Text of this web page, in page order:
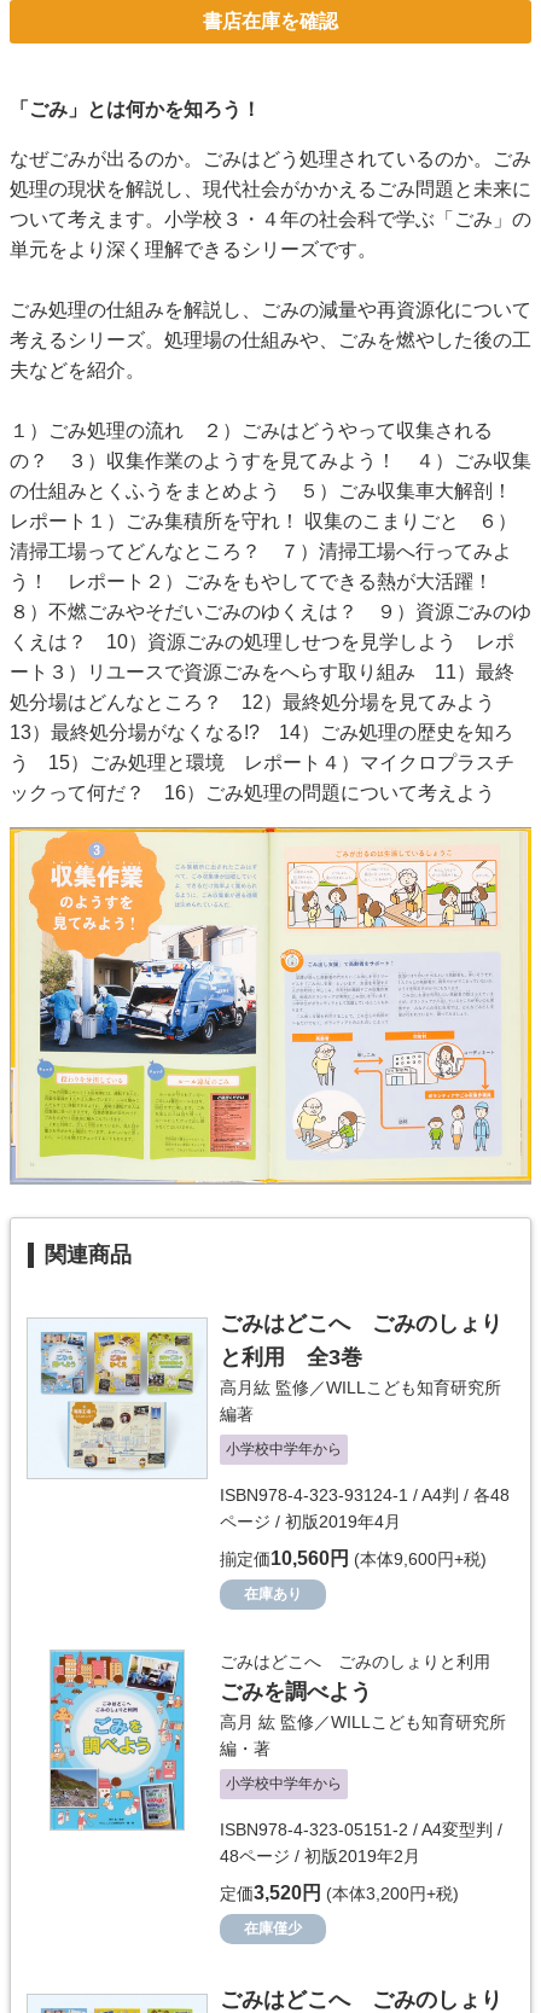
書店在庫を確認
「ごみ」とは何かを知ろう！
なぜごみが出るのか。ごみはどう処理されているのか。ごみ
処理の現状を解説し、現代社会がかかえるごみ問題と未来に
ついて考えます。小学校３・４年の社会科で学ぶ「ごみ」の
単元をより深く理解できるシリーズです。
ごみ処理の仕組みを解説し、ごみの減量や再資源化について
考えるシリーズ。処理場の仕組みや、ごみを燃やした後の工
夫などを紹介。
１）ごみ処理の流れ ２）ごみはどうやって収集される
の？ ３）収集作業のようすを見てみよう！ ４）ごみ収集
の仕組みとくふうをまとめよう ５）ごみ収集車大解剖！
レポート１）ごみ集積所を守れ！ 収集のこまりごと ６）
清掃工場ってどんなところ？ ７）清掃工場へ行ってみよ
う！ レポート２）ごみをもやしてできる熱が大活躍！
８）不燃ごみやそだいごみのゆくえは？ ９）資源ごみのゆ
くえは？ 10）資源ごみの処理しせつを見学しよう レポ
ート３）リユースで資源ごみをへらす取り組み 11）最終
処分場はどんなところ？ 12）最終処分場を見てみよう
13）最終処分場がなくなる!? 14）ごみ処理の歴史を知ろ
う 15）ごみ処理と環境 レポート４）マイクロプラスチ
ックって何だ？ 16）ごみ処理の問題について考えよう
関連商品
ごみはどこへ ごみのしょり
と利用 全3巻
高月紘 監修／WILLこども知育研究所
編著
小学校中学年から
ISBN978-4-323-93124-1 / A4判 / 各48
ページ / 初版2019年4月
揃定価10,560円 (本体9,600円+税)
在庫あり
ごみはどこへ ごみのしょりと利用
ごみを調べよう
高月 紘 監修／WILLこども知育研究所
編・著
小学校中学年から
ISBN978-4-323-05151-2 / A4変型判 /
48ページ / 初版2019年2月
定価3,520円 (本体3,200円+税)
在庫僅少
ごみはどこへ ごみのしょり